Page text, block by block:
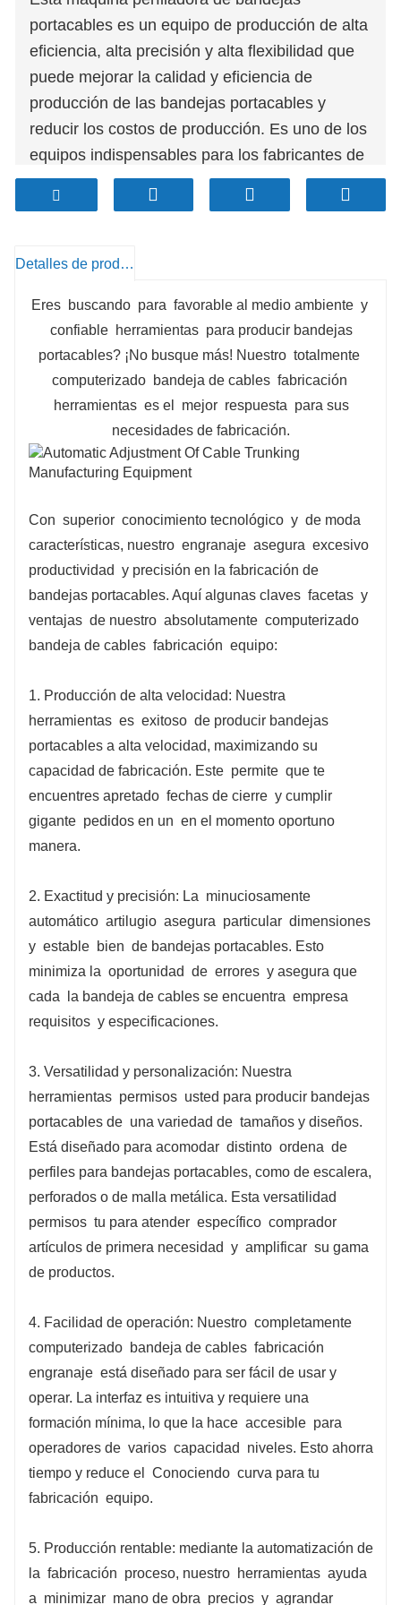
portacables es un equipo de producción de alta
eficiencia, alta precisión y alta flexibilidad que
puede mejorar la calidad y eficiencia de
producción de las bandejas portacables y
reducir los costos de producción. Es uno de los
equipos indispensables para los fabricantes de
bandejas portacables.
Detalles de producto
Eres buscando para favorable al medio ambiente y
confiable
herramientas para producir bandejas
portacables? ¡No busque más! Nuestro totalmente
computerizado
bandeja de cables fabricación
herramientas es el mejor respuesta para sus
necesidades de fabricación.
Con superior conocimiento tecnológico y de moda
características, nuestro engranaje asegura excesivo
productividad y precisión en la fabricación de
bandejas portacables. Aquí algunas claves facetas y
ventajas de nuestro absolutamente computerizado
bandeja de cables fabricación equipo:
1. Producción de alta velocidad: Nuestra
herramientas es exitoso de producir bandejas
portacables a alta velocidad, maximizando su
capacidad de fabricación. Este permite que te
encuentres apretado fechas de cierre y cumplir
gigante pedidos en un en el momento oportuno
manera.
2. Exactitud y precisión: La minuciosamente
automático artilugio asegura particular dimensiones
y estable bien de bandejas portacables. Esto
minimiza la oportunidad de errores y asegura que
cada
la bandeja de cables se encuentra empresa
requisitos y especificaciones.
3. Versatilidad y personalización: Nuestra
herramientas permisos usted para producir bandejas
portacables de una variedad de tamaños y diseños.
Está diseñado para acomodar distinto ordena de
perfiles para bandejas portacables, como de escalera,
perforados o de malla metálica. Esta versatilidad
permisos tu para atender específico comprador
artículos de primera necesidad y amplificar su gama
de productos.
4. Facilidad de operación: Nuestro completamente
computerizado bandeja de cables fabricación
engranaje está diseñado para ser fácil de usar y
operar. La interfaz es intuitiva y requiere una
formación mínima, lo que la hace accesible para
operadores de varios capacidad
niveles. Esto ahorra
tiempo y reduce el
Conociendo curva para tu
fabricación equipo.
5. Producción rentable: mediante la automatización de
la fabricación proceso, nuestro herramientas ayuda
a minimizar mano de obra precios y agrandar